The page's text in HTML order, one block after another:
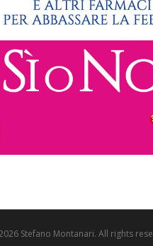
Stefano Montanari. All rights